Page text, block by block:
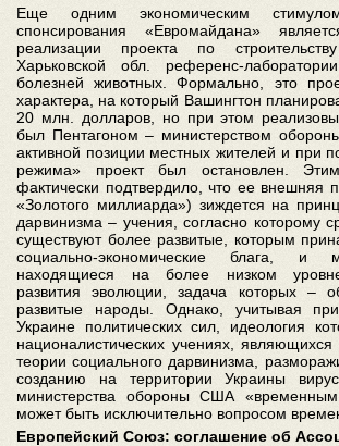
Еще одним экономическим стимулом
спонсирования «Евромайдана»
реализации проекта по
Харьковской обл. референс-
болезней животных. Формально, это
характера, на который Вашингтон
20 млн. долларов, но при этом
был Пентагоном – министерством
активной позиции местных жителей и при
режима» проект был остановлен.
фактически подтвердило, что ее внешняя
«Золотого миллиарда») зиждется на
дарвинизма – учения, согласно которому
существуют более развитые, которым
социально-экономические блага, и
находящиеся на более низком
развития эволюции, задача которых –
развитые народы. Однако, учитывая
Украине политических сил, идеология
националистических учениях,
теории социального дарвинизма,
созданию на территории Украины
министерства обороны США «временным
может быть исключительно вопросом
Европейский Союз: соглашение об